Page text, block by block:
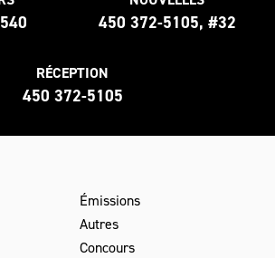
450 372-5105, #32
RÉCEPTION
450 372-5105
Émissions
Autres
Concours